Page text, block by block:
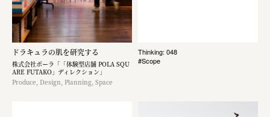
ドラキュラの肌を研究する
株式会社ポーラ「「体験型店舗 POLA SQU
ARE FUTAKO」ディレクション」
Produce, Design, Planning, Space
Thinking: 048
#Scope